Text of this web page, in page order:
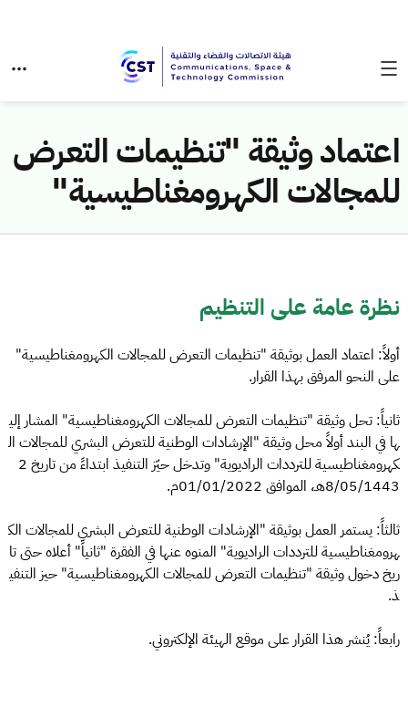
اعتماد وثيقة "تنظيمات التعرض
للمجالات الكهرومغناطيسية"
نظرة عامة على التنظيم
أولاً: اعتماد العمل بوثيقة "تنظيمات التعرض للمجالات الكهرومغناطيسية"
على النحو المرفق بهذا القرار.
ثانياً: تحل وثيقة "تنظيمات التعرض للمجالات الكهرومغناطيسية" المشار إلي
ها في البند أولاً محل وثيقة "الإرشادات الوطنية للتعرض البشري للمجالات ال
كهرومغناطيسية للترددات الراديوية" وتدخل حيّز التنفيذ ابتداءً من تاريخ 2
8/05/1443هـ، الموافق 01/01/2022م.
ثالثاً: يستمر العمل بوثيقة "الإرشادات الوطنية للتعرض البشري للمجالات الك
هرومغناطيسية للترددات الراديوية" المنوه عنها في الفقرة "ثانياً" أعلاه حتى تا
ريخ دخول وثيقة "تنظيمات التعرض للمجالات الكهرومغناطيسية" حيز التنفي
ذ.
رابعاً: يُنشر هذا القرار على موقع الهيئة الإلكتروني.